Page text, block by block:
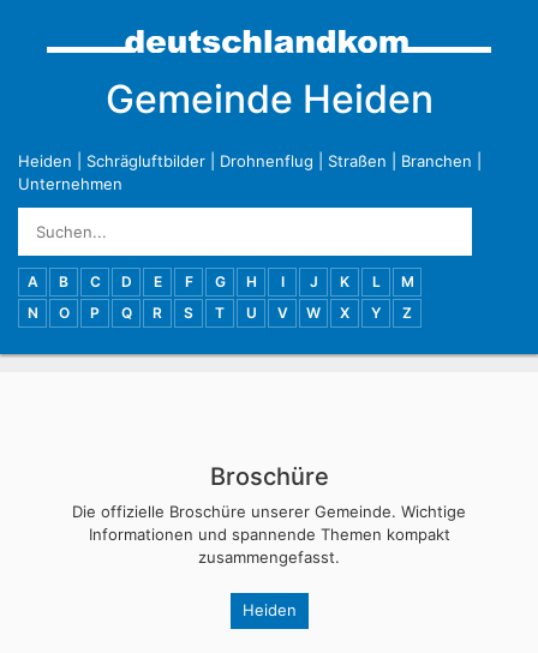
Gemeinde Heiden
Heiden Schrägluftbilder Drohnenflug Straßen Branchen
Unternehmen
A B C D E F G H I J K L
M
N
O P Q R S T U V W X Y Z
Broschüre
Die offizielle Broschüre unserer Gemeinde. Wichtige
Informationen und spannende Themen kompakt
zusammengefasst.
Heiden